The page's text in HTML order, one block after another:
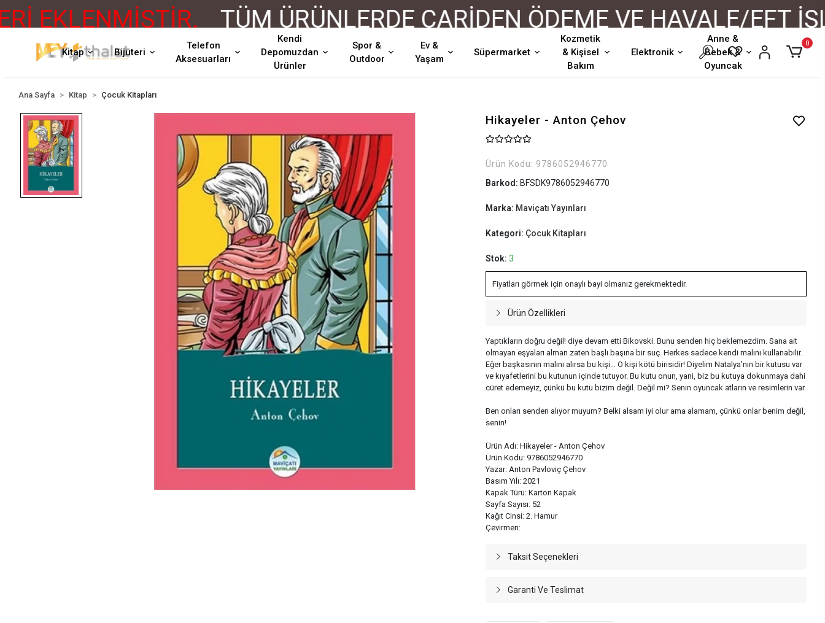
EKLENMİŞTİR. TÜM ÜRÜNLERDE CARİDEN ÖDEME VE HAVALE/EFT
Kitap Bijuteri
Telefon
Aksesuarları
Kendi
Depomuzdan
Ürünler
Spor &
Outdoor
Ev &
Yaşam
Süpermarket
Kozmetik
& Kişisel
Bakım
Elektronik
Anne &
Bebek &
Oyuncak
0
Ana Sayfa Kitap Çocuk Kitapları
Hikayeler - Anton Çehov
Ürün Kodu: 9786052946770
Barkod: BFSDK9786052946770
Marka: Maviçatı Yayınları
Kategori: Çocuk Kitapları
Stok: 3
Fiyatları görmek için onaylı bayi olmanız gerekmektedir.
Ürün Özellikleri
Yaptıkların doğru değil! diye devam etti Bikovski. Bunu senden hiç beklemezdim. Sana ait
olmayan eşyaları alman zaten başlı başına bir suç. Herkes sadece kendi malını kullanabilir.
Eğer başkasının malını alırsa bu kişi… O kişi kötü birisidir! Diyelim Natalya’nın bir kutusu var
ve kıyafetlerini bu kutunun içinde tutuyor. Bu kutu onun, yani, biz bu kutuya dokunmaya dahi
cüret edemeyiz, çünkü bu kutu bizim değil. Değil mi? Senin oyuncak atların ve resimlerin var.
Ben onları senden alıyor muyum? Belki alsam iyi olur ama alamam, çünkü onlar benim değil,
senin!
Ürün Adı: Hikayeler - Anton Çehov
Ürün Kodu: 9786052946770
Yazar: Anton Pavloviç Çehov
Basım Yılı: 2021
Kapak Türü: Karton Kapak
Sayfa Sayısı: 52
Kağıt Cinsi: 2. Hamur
Çevirmen:
Taksit Seçenekleri
Garanti Ve Teslimat